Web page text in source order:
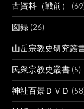
古資料（戦前）
図録 (26)
山岳宗教史研究叢
民衆宗教史叢書 (5)
神社百景ＤＶＤ